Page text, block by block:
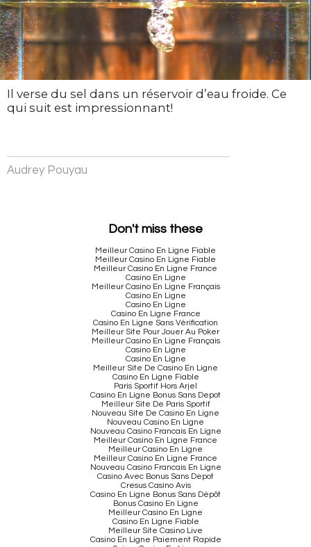
Il verse du sel dans un réservoir d’eau froide. Ce
qui suit est impressionnant!
Audrey Pouyau
Don't miss these
Meilleur Casino En Ligne Fiable
Meilleur Casino En Ligne Fiable
Meilleur Casino En Ligne France
Casino En Ligne
Meilleur Casino En Ligne Français
Casino En Ligne
Casino En Ligne
Casino En Ligne France
Casino En Ligne Sans Vérification
Meilleur Site Pour Jouer Au Poker
Meilleur Casino En Ligne Français
Casino En Ligne
Casino En Ligne
Meilleur Site De Casino En Ligne
Casino En Ligne Fiable
Paris Sportif Hors Arjel
Casino En Ligne Bonus Sans Depot
Meilleur Site De Paris Sportif
Nouveau Site De Casino En Ligne
Nouveau Casino En Ligne
Nouveau Casino Francais En Ligne
Meilleur Casino En Ligne France
Meilleur Casino En Ligne
Meilleur Casino En Ligne France
Nouveau Casino Francais En Ligne
Casino Avec Bonus Sans Depot
Cresus Casino Avis
Casino En Ligne Bonus Sans Dépôt
Bonus Casino En Ligne
Meilleur Casino En Ligne
Casino En Ligne Fiable
Meilleur Site Casino Live
Casino En Ligne Paiement Rapide